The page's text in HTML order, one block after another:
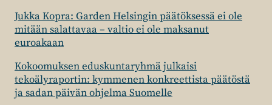
Jukka Kopra: Garden Helsingin päätöksessä ei ole
mitään salattavaa – valtio ei ole maksanut
euroakaan
Kokoomuksen eduskuntaryhmä julkaisi
tekoälyraportin: kymmenen konkreettista päätöstä
ja sadan päivän ohjelma Suomelle